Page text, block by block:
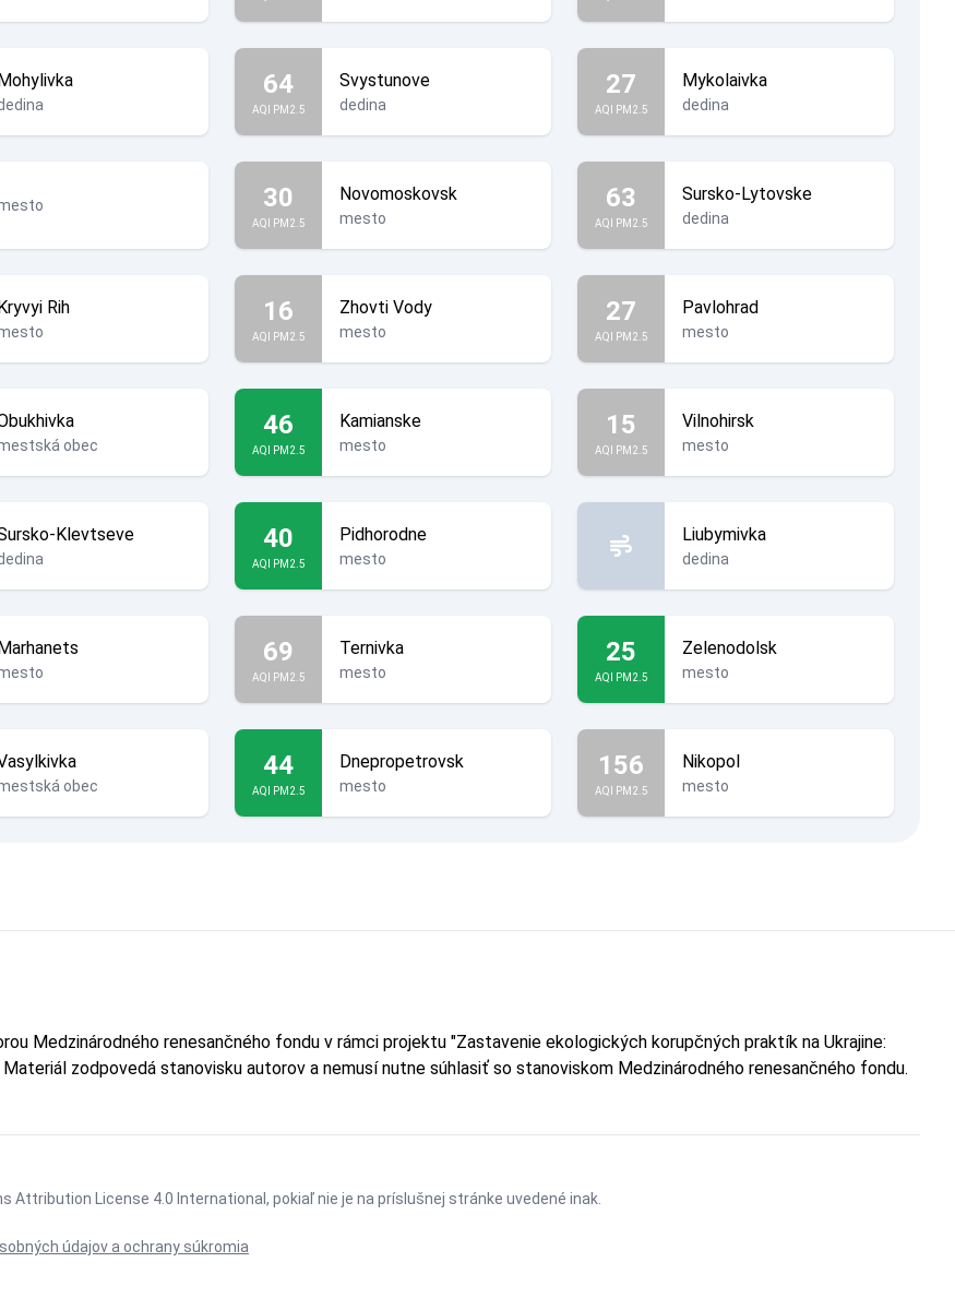
64
AQI PM2.5
Svystunove
dedina
27
AQI PM2.5
Mykolaivka
dedina
30
AQI PM2.5
Novomoskovsk
mesto
63
AQI PM2.5
Sursko-Lytovske
dedina
Rih 16
AQI PM2.5
Zhovti Vody
mesto
27
AQI PM2.5
Pavlohrad
mesto
obec
46
AQI PM2.5
Kamianske
mesto
15
AQI PM2.5
Vilnohirsk
mesto
Klevtseve 40
AQI PM2.5
Pidhorodne
mesto
Liubymivka
dedina
69
AQI PM2.5
Ternivka
mesto
25
AQI PM2.5
Zelenodolsk
mesto
obec
44
AQI PM2.5
Dnepropetrovsk
mesto
156
AQI PM2.5
Nikopol
mesto
Medzinárodného renesančného fondu v rámci projektu "Zastavenie ekologických korupčných praktík na Ukrajine:
zodpovedá stanovisku autorov a nemusí nutne súhlasiť so stanoviskom Medzinárodného renesančného fondu.
Attribution License 4.0 International , pokiaľ nie je na príslušnej stránke uvedené inak.
údajov a ochrany súkromia